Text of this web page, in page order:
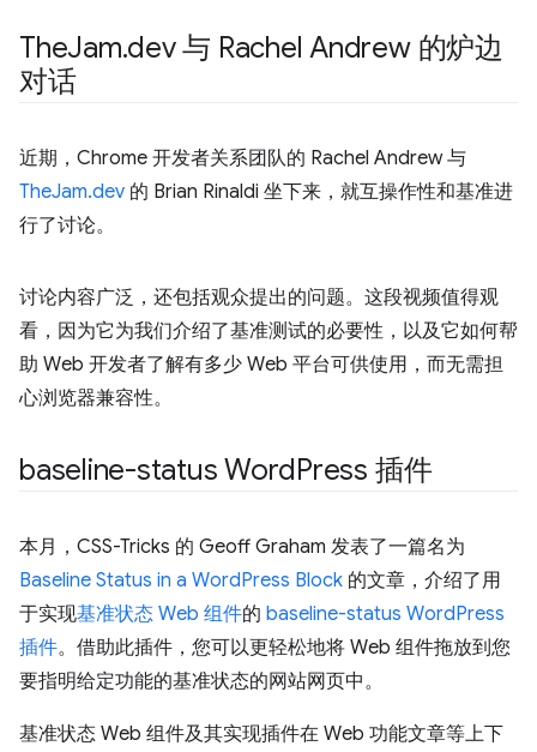
TheJam.dev 与 Rachel Andrew 的炉边
对话
近期，Chrome 开发者关系团队的 Rachel Andrew 与
TheJam.dev 的 Brian Rinaldi 坐下来，就互操作性和基准进
行了讨论。
讨论内容广泛，还包括观众提出的问题。这段视频值得观
看，因为它为我们介绍了基准测试的必要性，以及它如何帮
助 Web 开发者了解有多少 Web 平台可供使用，而无需担
心浏览器兼容性。
baseline-status WordPress 插件
本月，CSS-Tricks 的 Geoff Graham 发表了一篇名为
Baseline Status in a WordPress Block 的文章，介绍了用
于实现基准状态 Web 组件的 baseline-status WordPress
插件。借助此插件，您可以更轻松地将 Web 组件拖放到您
要指明给定功能的基准状态的网站网页中。
基准状态 Web 组件及其实现插件在 Web 功能文章等上下